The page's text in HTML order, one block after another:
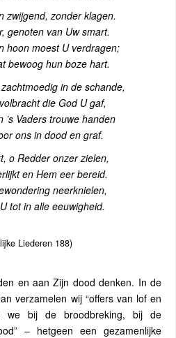
zwijgend, zonder klagen.
genoten van Uw smart.
hoon moest U verdragen;
bewoog hun boze hart.
in de schande,
die God U gaf,
’s Vaders trouwe handen
ons in dood en graf.
o Redder onzer zielen,
en Hem eer bereid.
neerknielen,
tot in alle eeuwigheid.
Liederen 188)
en aan Zijn dood denken. In de
verzamelen wij “offers van lof en
we bij de broodbreking, bij de
– hetgeen een gezamenlijke